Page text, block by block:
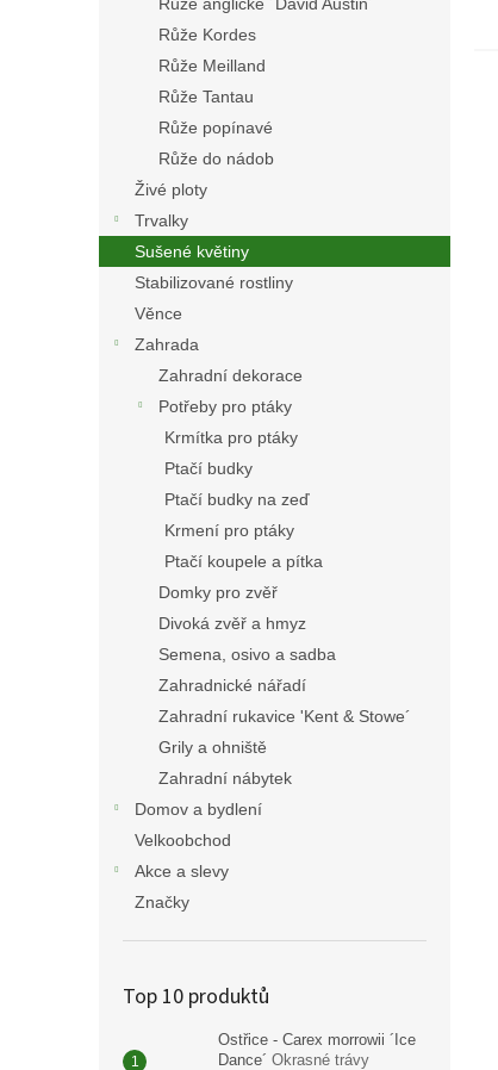
Růže Kordes
Růže Meilland
Růže Tantau
Růže popínavé
Růže do nádob
Živé ploty
Trvalky
Sušené květiny
Stabilizované rostliny
Věnce
Zahrada
Zahradní dekorace
Potřeby pro ptáky
Krmítka pro ptáky
Ptačí budky
Ptačí budky na zeď
Krmení pro ptáky
Ptačí koupele a pítka
Domky pro zvěř
Divoká zvěř a hmyz
Semena, osivo a sadba
Zahradnické nářadí
Zahradní rukavice 'Kent & Stowe´
Grily a ohniště
Zahradní nábytek
Domov a bydlení
Velkoobchod
Akce a slevy
Značky
Top 10 produktů
Ostřice - Carex morrowii ´Ice
Dance´ Okrasné trávy